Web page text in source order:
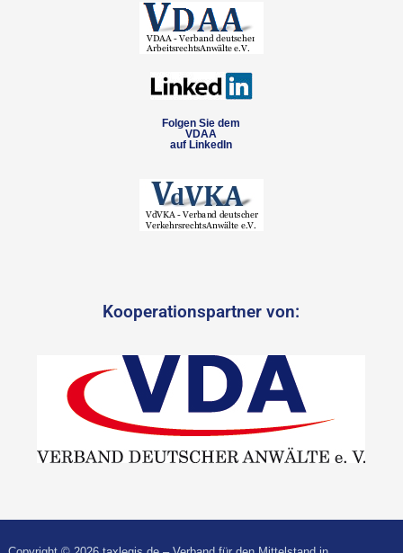
Folgen Sie dem
VDAA
auf LinkedIn
Kooperationspartner von: